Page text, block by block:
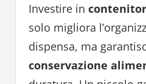
Investire in
solo migliora
dispensa, ma
conservazione